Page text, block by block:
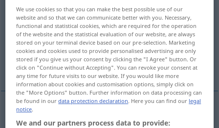
Nachkommenschaft, Linie, Rasse
Gerichtsbarkeit des Gutsherrn über die
Hörigen
Mannschaft team
We use cookies so that you can make the best possible use of our
website and so that we can communicate better with you. Necessary,
functional and statistical cookies, which are required for the operation
of the website and the statistical evaluation of our website, are always
stored on your terminal device based on our pre-selection. Marketing
cookies and cookies used to provide personalised advertising are only
stored if you give us your consent by clicking the "I Agree" button. Or
click on "Continue without Accepting". You can revoke your consent at
any time for future visits to our website. If you would like more
information about cookies and customisation options, simply click on
the "More Options" button. Further information on data processing can
be found in ourdata protection declaration. Here you can find our legal
notice.
We and our partners process data to provide: